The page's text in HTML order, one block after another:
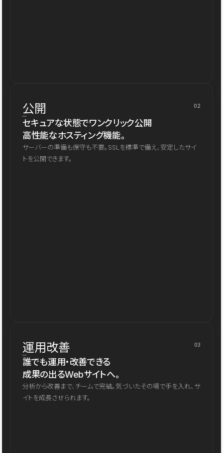
公開 02
セキュアな状態でワンクリック公開
高性能なホスティング機能。
サーバーの準備も保守も不要。SSLを標準で備え、安定したサイ
トを公開できます。
運用改善 03
誰でも運用・改善できる
成果の出るWebサイトへ。
分析から改善まで、チームで完結。気づいたその場で手を入れ、サ
イトを成長させられます。